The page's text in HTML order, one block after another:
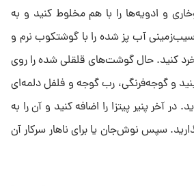
و ادویه‌ها را با هم مخلوط کنید و به
آب پز شده را با گوشتکوب نرم و
خرد کنید. حال گوشت‌های قلقلی شده را روی
و گوجه‌فرنگی، رب گوجه و فلفل دلمه‌ای
در آخر پنیر پیتزا را اضافه کنید و آن را به
بگذارید. سپس نوش‌جان یا برای ناهار سرکار آن